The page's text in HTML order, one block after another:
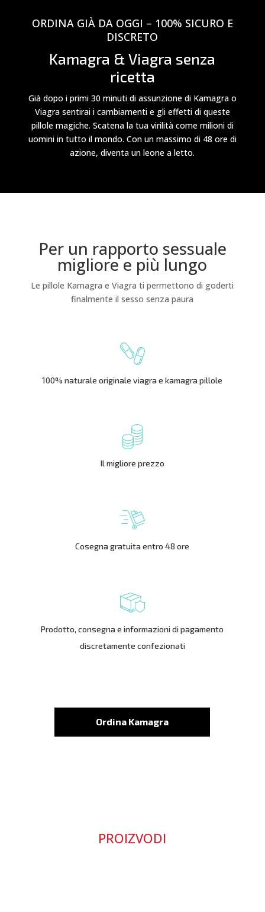
ORDINA GIÀ DA OGGI – 100% SICURO E
DISCRETO
Kamagra & Viagra senza
ricetta
Già dopo i primi 30 minuti di assunzione di Kamagra o
Viagra sentirai i cambiamenti e gli effetti di queste
pillole magiche. Scatena la tua virilità come milioni di
uomini in tutto il mondo. Con un massimo di 48 ore di
azione, diventa un leone a letto.
Per un rapporto sessuale
migliore e più lungo
Le pillole Kamagra e Viagra ti permettono di goderti
finalmente il sesso senza paura
100% naturale originale viagra e kamagra pillole
Il migliore prezzo
Cosegna gratuita entro 48 ore
Prodotto, consegna e informazioni di pagamento
discretamente confezionati
Ordina Kamagra
PROIZVODI